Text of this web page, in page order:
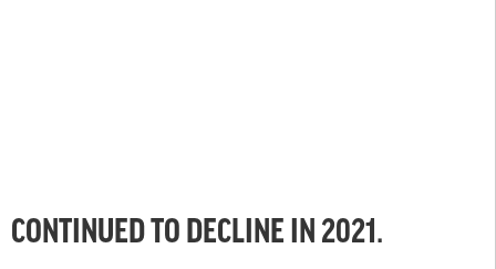
CONTINUED TO DECLINE IN 2021.